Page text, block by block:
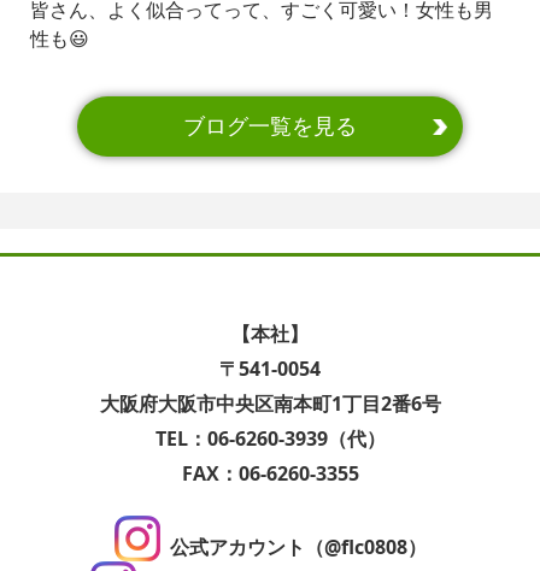
皆さん、よく似合ってって、すごく可愛い！女性も男
性も😃
ブログ一覧を見る
【本社】
〒541-0054
大阪府大阪市中央区南本町1丁目2番6号
TEL：06-6260-3939（代）
FAX：06-6260-3355
公式アカウント（@flc0808）